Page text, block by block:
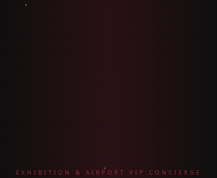
EXHIBITION & AIRPORT VIP CONCIERGE